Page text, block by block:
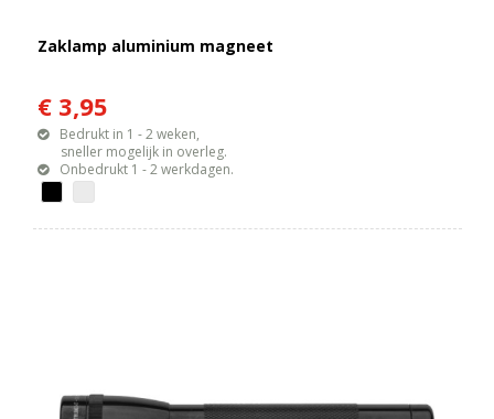
Zaklamp aluminium magneet
€ 3,95
Bedrukt in 1 - 2 weken,
sneller mogelijk in overleg.
Onbedrukt 1 - 2 werkdagen.